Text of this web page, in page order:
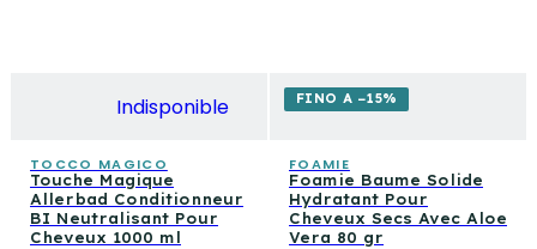
Indisponible
TOCCO MAGICO
Touche Magique
Allerbad Conditionneur
BI Neutralisant Pour
Cheveux 1000 ml
FINO A −15%
FOAMIE
Foamie Baume Solide
Hydratant Pour
Cheveux Secs Avec Aloe
Vera 80 gr